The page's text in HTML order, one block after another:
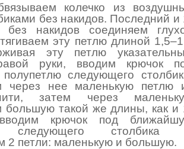
колечко из
без накидов. Последний и
без накидов соединяем
эту петлю длиной
эту петлю
руки, вводим крючок
следующего
через нее маленькую петлю
затем через
большую такой же длины, как и
крючок под
следующего столбика
2 петли: маленькую и большую.